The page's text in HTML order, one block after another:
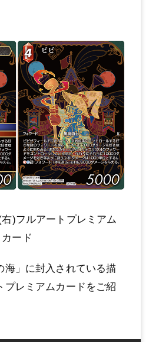
)フルアートプレミアム
カード
海」に封入されている描
プレミアムカードをご紹